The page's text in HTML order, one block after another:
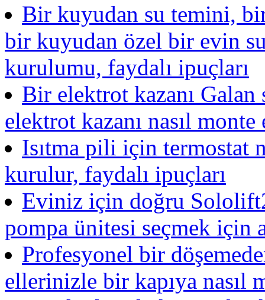
Bir kuyudan su temini,
bir kuyudan özel bir evin
kurulumu, faydalı ipuçları
Bir elektrot kazanı Galan
elektrot kazanı nasıl
Isıtma pili için termostat
kurulur, faydalı ipuçları
Eviniz için doğru
pompa ünitesi seçmek için
Profesyonel bir
ellerinizle bir kapıya nasıl